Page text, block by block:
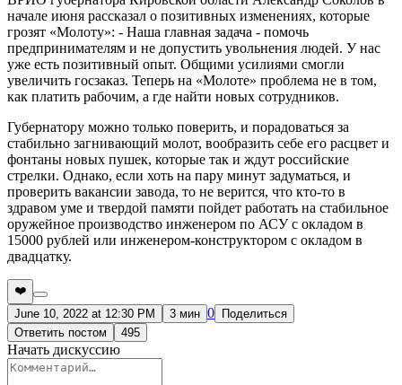
начале июня рассказал о позитивных изменениях, которые
грозят «Молоту»: - Наша главная задача - помочь
предпринимателям и не допустить увольнения людей. У нас
уже есть позитивный опыт. Общими усилиями смогли
увеличить госзаказ. Теперь на «Молоте» проблема не в том,
как платить рабочим, а где найти новых сотрудников.
Губернатору можно только поверить, и порадоваться за
стабильно загнивающий молот, вообразить себе его расцвет и
фонтаны новых пушек, которые так и ждут российские
стрелки. Однако, если хоть на пару минут задуматься, и
проверить вакансии завода, то не верится, что кто-то в
здравом уме и твердой памяти пойдет работать на стабильное
оружейное производство инженером по АСУ с окладом в
15000 рублей или инженером-конструктором с окладом в
двадцатку.
❤️
June 10, 2022 at 12:30 PM
3 мин 0
Поделиться
Ответить постом
495
Начать дискуссию